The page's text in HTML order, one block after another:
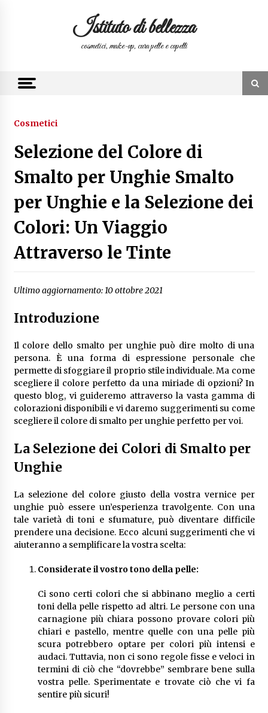
Istituto di bellezza
cosmetici, make-up, cura pelle e capelli
Cosmetici
Selezione del Colore di
Smalto per Unghie Smalto
per Unghie e la Selezione dei
Colori: Un Viaggio
Attraverso le Tinte
Ultimo aggiornamento: 10 ottobre 2021
Introduzione
Il colore dello smalto per unghie può dire molto di una
persona. È una forma di espressione personale che
permette di sfoggiare il proprio stile individuale. Ma come
scegliere il colore perfetto da una miriade di opzioni? In
questo blog, vi guideremo attraverso la vasta gamma di
colorazioni disponibili e vi daremo suggerimenti su come
scegliere il colore di smalto per unghie perfetto per voi.
La Selezione dei Colori di Smalto per
Unghie
La selezione del colore giusto della vostra vernice per
unghie può essere un’esperienza travolgente. Con una
tale varietà di toni e sfumature, può diventare difficile
prendere una decisione. Ecco alcuni suggerimenti che vi
aiuteranno a semplificare la vostra scelta:
Considerate il vostro tono della pelle:
Ci sono certi colori che si abbinano meglio a certi
toni della pelle rispetto ad altri. Le persone con una
carnagione più chiara possono provare colori più
chiari e pastello, mentre quelle con una pelle più
scura potrebbero optare per colori più intensi e
audaci. Tuttavia, non ci sono regole fisse e veloci in
termini di ciò che “dovrebbe” sembrare bene sulla
vostra pelle. Sperimentate e trovate ciò che vi fa
sentire più sicuri!